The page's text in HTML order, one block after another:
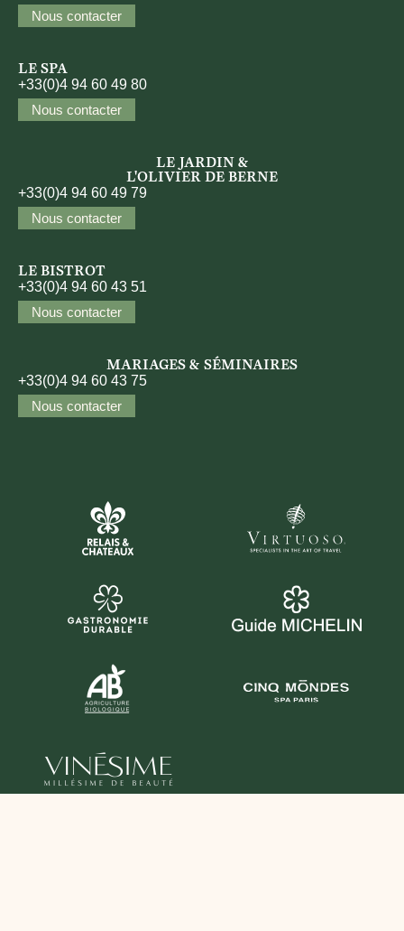
Nous contacter
LE SPA
+33(0)4 94 60 49 80
Nous contacter
LE JARDIN &
L'OLIVIER DE BERNE
+33(0)4 94 60 49 79
Nous contacter
LE BISTROT
+33(0)4 94 60 43 51
Nous contacter
MARIAGES & SÉMINAIRES
+33(0)4 94 60 43 75
Nous contacter